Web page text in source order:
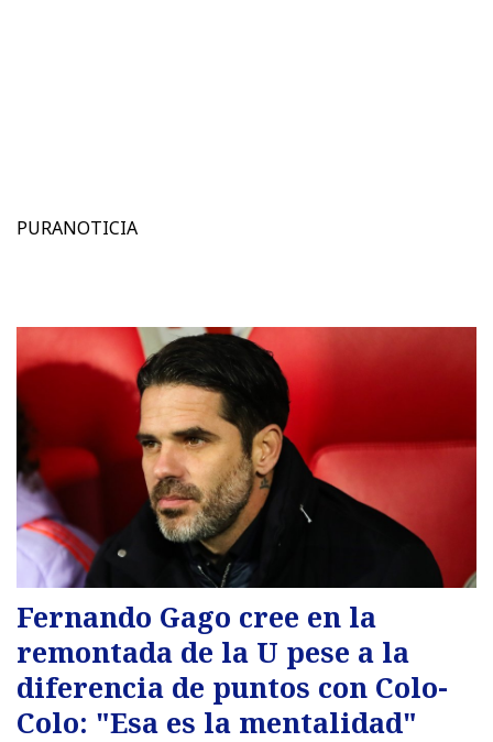
PURANOTICIA
Fernando Gago cree en la
remontada de la U pese a la
diferencia de puntos con Colo-
Colo: "Esa es la mentalidad"